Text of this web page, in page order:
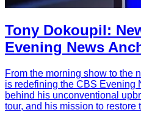
Tony Dokoupil:
Evening News
From the morning show to the
is redefining the CBS Evening
behind his unconventional
tour, and his mission to restore